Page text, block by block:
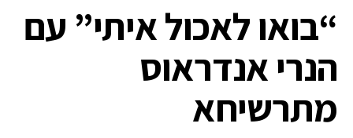
“בואו לאכול איתי” עם
הנרי אנדראוס
מתרשיחא